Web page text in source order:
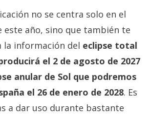
no se centra solo en el
este año, sino que también te
la información del eclipse total
el 2 de agosto de 2027
anular de Sol que podremos
el 26 de enero de 2028. Es
a dar uso durante bastante